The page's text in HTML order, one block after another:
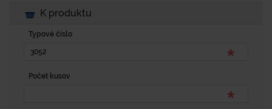
K produktu
Typové číslo
Počet kusov